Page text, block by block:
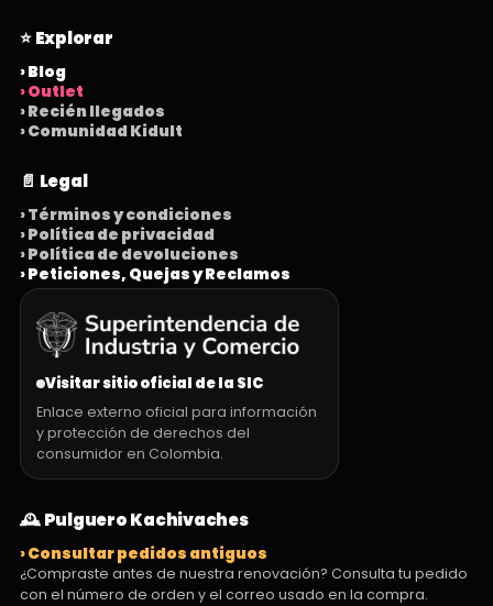
⭐ Explorar
› Blog
› Outlet
› Recién llegados
› Comunidad Kidult
📄 Legal
› Términos y condiciones
› Política de privacidad
› Política de devoluciones
› Peticiones, Quejas y Reclamos
Visitar sitio oficial de la SIC
Enlace externo oficial para información
y protección de derechos del
consumidor en Colombia.
🕰️ Pulguero Kachivaches
› Consultar pedidos antiguos
¿Compraste antes de nuestra renovación? Consulta tu pedido
con el número de orden y el correo usado en la compra.